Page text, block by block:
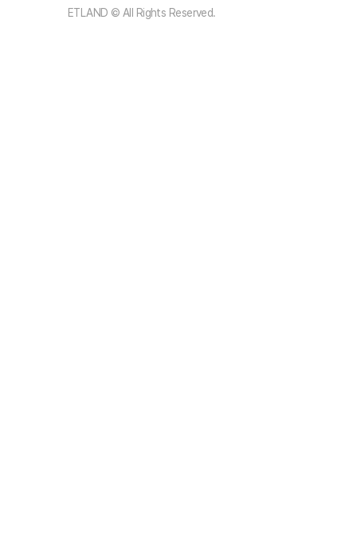
ETLAND © All Rights Reserved.